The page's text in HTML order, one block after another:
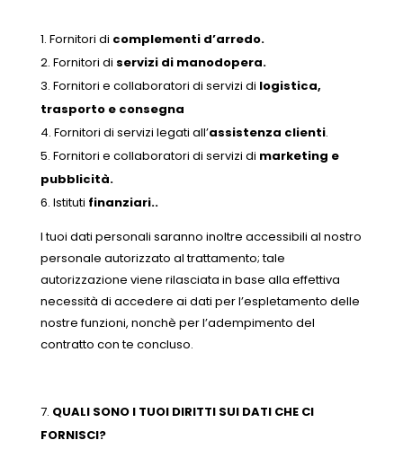
Fornitori di complementi d’arredo.
Fornitori di servizi di manodopera.
Fornitori e collaboratori di servizi di logistica,
trasporto e consegna
Fornitori di servizi legati all’assistenza clienti.
Fornitori e collaboratori di servizi di marketing e
pubblicità.
Istituti finanziari..
I tuoi dati personali saranno inoltre accessibili al nostro
personale autorizzato al trattamento; tale
autorizzazione viene rilasciata in base alla effettiva
necessità di accedere ai dati per l’espletamento delle
nostre funzioni, nonchè per l’adempimento del
contratto con te concluso.
QUALI SONO I TUOI DIRITTI SUI DATI CHE CI
FORNISCI?